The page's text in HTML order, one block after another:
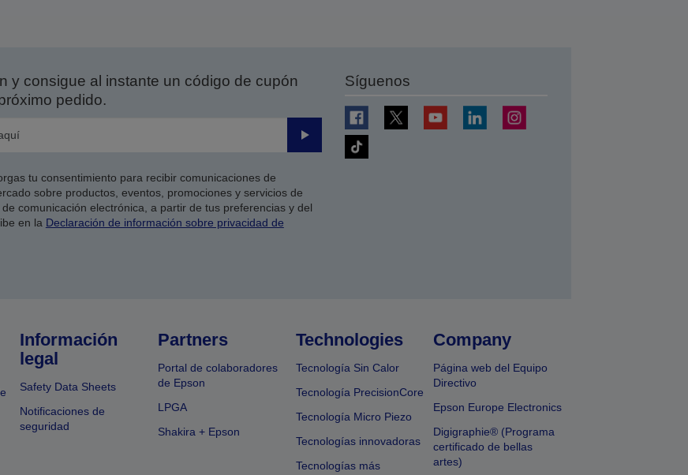
y consigue al instante un código de cupón
pedido.
Enviar
tu consentimiento para recibir comunicaciones de
sobre productos, eventos, promociones y servicios de
comunicación electrónica, a partir de tus preferencias y del
en la Declaración de información sobre privacidad de
Síguenos
Información
legal
Safety Data Sheets
Notificaciones de
seguridad
Partners
Portal de colaboradores
de Epson
LPGA
Shakira + Epson
Technologies
Tecnología Sin Calor
Tecnología PrecisionCore
Tecnología Micro Piezo
Tecnologías innovadoras
Tecnologías más
Company
Página web del Equipo
Directivo
Epson Europe Electronics
Digigraphie® (Programa
certificado de bellas
artes)